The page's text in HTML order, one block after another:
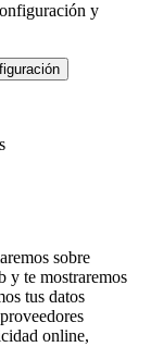
y
sobre
y te mostraremos
tus datos
online,